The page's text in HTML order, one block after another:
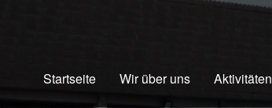
Startseite Wir über uns Aktivitäten